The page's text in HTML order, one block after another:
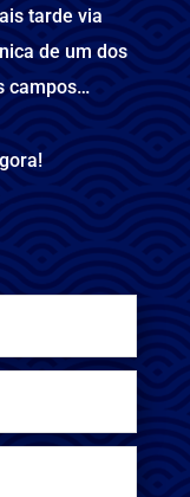
tarde via
de um dos
campos…